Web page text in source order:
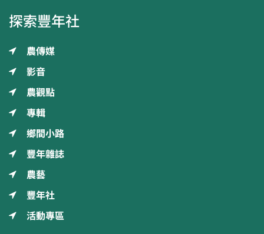
探索豐年社
農傳媒
影音
農觀點
專輯
鄉間小路
豐年雜誌
農藝
豐年社
活動專區